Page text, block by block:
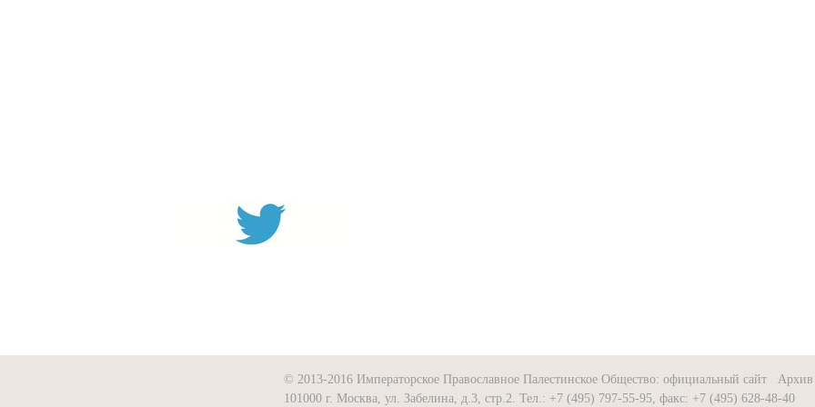
© 2013-2016 Императорское Православное Палестинское Общество: официальный сайт Архив
101000 г. Москва, ул. Забелина, д.3, стр.2. Тел.: +7 (495) 797-55-95, факс: +7 (495) 628-48-40